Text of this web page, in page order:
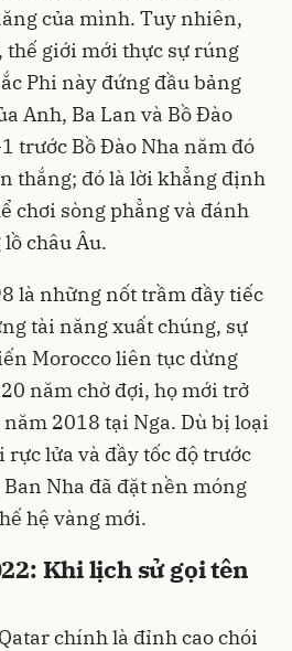
của mình. Tuy nhiên,
giới mới thực sự rúng
Phi này đứng đầu bảng
Anh, Ba Lan và Bồ Đào
trước Bồ Đào Nha năm đó
thắng; đó là lời khẳng định
chơi sòng phẳng và đánh
châu Âu.
là những nốt trầm đầy tiếc
tài năng xuất chúng, sự
Morocco liên tục dừng
năm chờ đợi, họ mới trở
2018 tại Nga. Dù bị loại
rực lửa và đầy tốc độ trước
Nha đã đặt nền móng
hệ vàng mới.
Khi lịch sử gọi tên
chính là đỉnh cao chói